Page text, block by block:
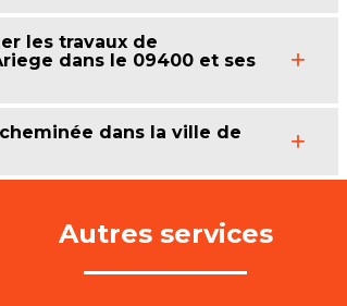
les travaux de
dans le 09400 et ses
dans la ville de
Autres services